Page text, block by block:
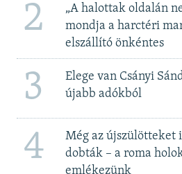
2
„A halottak oldalán
mondja a harctéri
elszállító önkéntes
3
Elege van Csányi
újabb adókból
4
Még az újszülötteket
dobták – a roma
emlékezünk